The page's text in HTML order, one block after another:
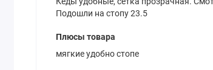
Подошли на стопу 23.5
Плюсы товара
мягкие удобно стопе